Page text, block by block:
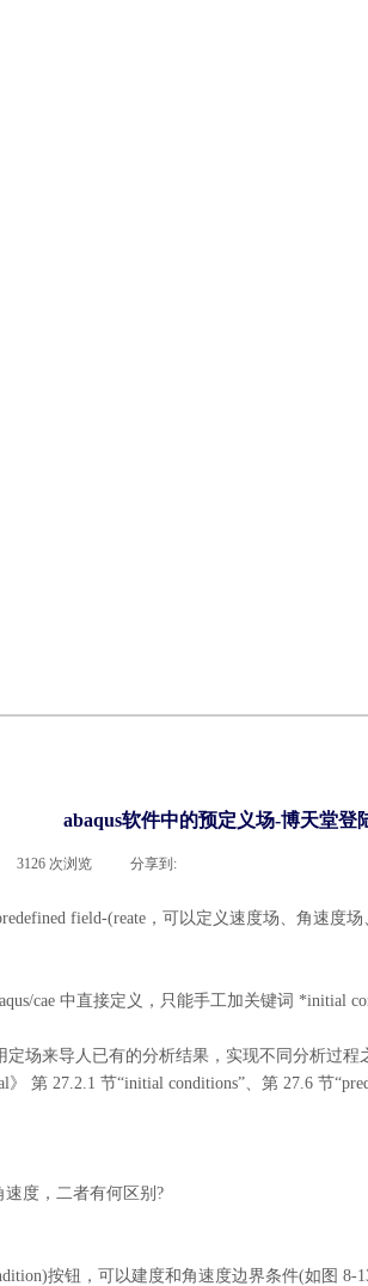
abaqus软件中的预定义场-博天堂登
3126 次浏览 分享到:
field-(reate，可以定义速度场、角速度
cae 中直接定义，只能手工加关键词 *initial
定场来导人已有的分析结果，实现不同分析过
》 第 27.2.1 节“initial conditions”、第 27.6 节
度，二者有何区别 ?
按钮，可以建度和角速度边界条件(如图